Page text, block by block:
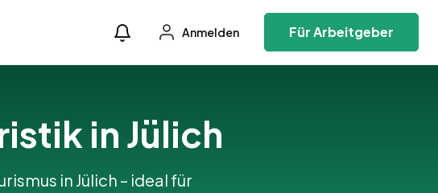
Anmelden Für Arbeitgeber
in Jülich
in Jülich – ideal für